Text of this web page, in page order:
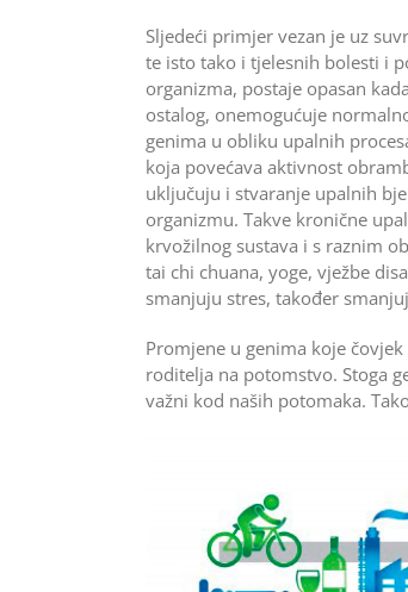
Sljedeći primjer vezan je uz
te isto tako i tjelesnih bolesti i
organizma, postaje opasan
ostalog, onemogućuje
genima u obliku upalnih
koja povećava aktivnost
uključuju i stvaranje upalnih
organizmu. Takve kronične
krvožilnog sustava i s raznim
tai chi chuana, yoge, vježbe
smanjuju stres, također
Promjene u genima koje
roditelja na potomstvo. Stoga
važni kod naših potomaka.